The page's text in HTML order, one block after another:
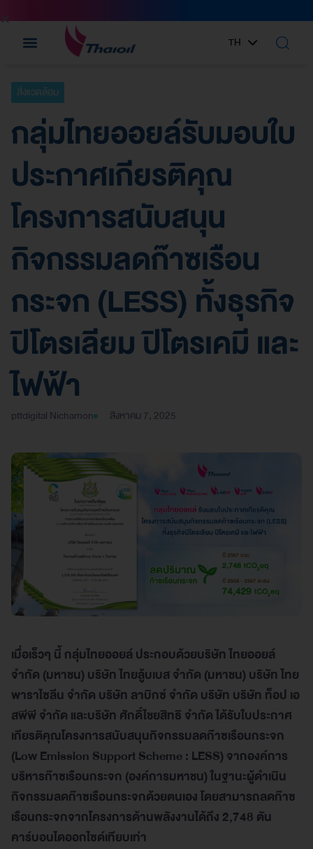
TH
EN
สิ่งแวดล้อม
กลุ่มไทยออยล์รับมอบใบ
ประกาศเกียรติคุณ
โครงการสนับสนุน
กิจกรรมลดก๊าซเรือน
กระจก (LESS) ทั้งธุรกิจ
ปิโตรเลียม ปิโตรเคมี และ
ไฟฟ้า
pttdigital Nichamon สิงหาคม 7, 2025
เมื่อเร็วๆ นี้ กลุ่มไทยออยล์ ประกอบด้วยบริษัท ไทยออยล์
จำกัด (มหาชน) บริษัท ไทยลู้บเบส จำกัด (มหาชน) บริษัท ไทย
พาราไซลีน จำกัด บริษัท ลาบิกซ์ จำกัด บริษัท บริษัท ท็อป เอ
สพีพี จำกัด และบริษัท ศักดิ์ไชยสิทธิ จำกัดได้รับใบประกาศ
เกียรติคุณโครงการสนับสนุนกิจกรรมลดก๊าซเรือนกระจก
(Low Emission Support Scheme : LESS) จากองค์การ
บริหารก๊าซเรือนกระจก (องค์การมหาชน) ในฐานะผู้ดำเนิน
กิจกรรมลดก๊าซเรือนกระจกด้วยตนเอง โดยสามารถลดก๊าซ
เรือนกระจกจากโครงการด้านพลังงานได้ถึง 2,748 ตัน
คาร์บอนไดออกไซด์เทียบเท่า